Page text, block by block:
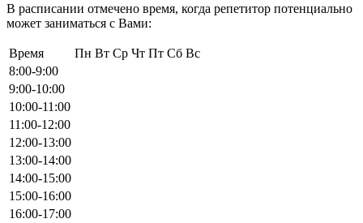
В расписании отмечено время, когда репетитор потенциально
может заниматься с Вами:
Время Пн Вт Ср Чт Пт Сб Вс
8:00-9:00
9:00-10:00
10:00-11:00
11:00-12:00
12:00-13:00
13:00-14:00
14:00-15:00
15:00-16:00
16:00-17:00